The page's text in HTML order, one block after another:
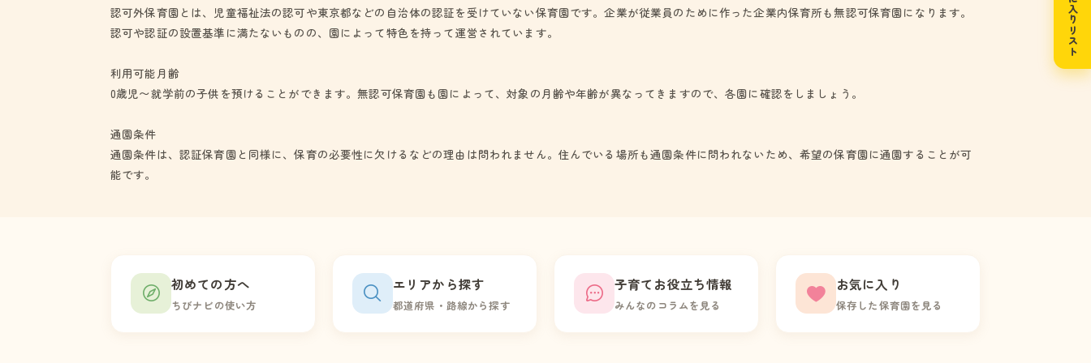
認可外保育園とは、児童福祉法の認可や東京都などの自治体の認証を受けていない保育園です。企業が従業員のために作った企業内保育所も無認可保育園になります。
認可や認証の設置基準に満たないものの、園によって特色を持って運営されています。
利用可能月齢
0歳児〜就学前の子供を預けることができます。無認可保育園も園によって、対象の月齢や年齢が異なってきますので、各園に確認をしましょう。
通園条件
通園条件は、認証保育園と同様に、保育の必要性に欠けるなどの理由は問われません。住んでいる場所も通園条件に問われないため、希望の保育園に通園することが可
能です。
初めての方へ
ちびナビの使い方
エリアから探す
都道府県・路線から探す
子育てお役立ち情報
みんなのコラムを見る
お気に入り
保存した保育園を見る